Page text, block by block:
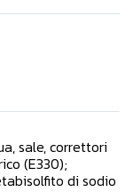
sale, correttori
(E330);
di sodio